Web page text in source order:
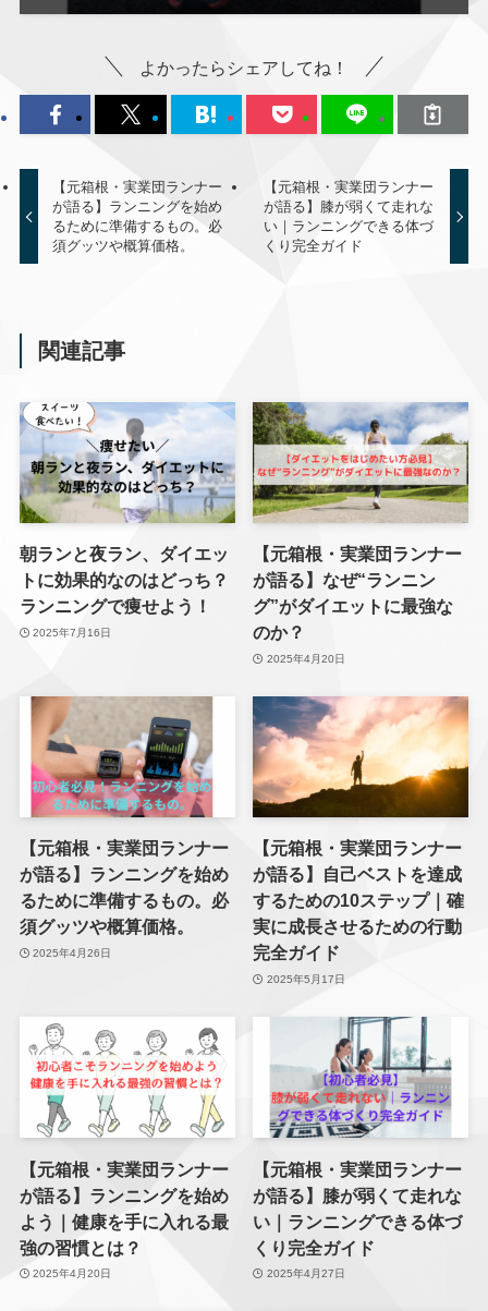
よかったらシェアしてね！
【元箱根・実業団ランナー
が語る】ランニングを始め
るために準備するもの。必
須グッツや概算価格。
【元箱根・実業団ランナー
が語る】膝が弱くて走れな
い｜ランニングできる体づ
くり完全ガイド
関連記事
朝ランと夜ラン、ダイエッ
トに効果的なのはどっち？
ランニングで痩せよう！
2025年7月16日
【元箱根・実業団ランナー
が語る】なぜ“ランニン
グ”がダイエットに最強な
のか？
2025年4月20日
【元箱根・実業団ランナー
が語る】ランニングを始め
るために準備するもの。必
須グッツや概算価格。
2025年4月26日
【元箱根・実業団ランナー
が語る】自己ベストを達成
するための10ステップ｜確
実に成長させるための行動
完全ガイド
2025年5月17日
【元箱根・実業団ランナー
が語る】ランニングを始め
よう｜健康を手に入れる最
強の習慣とは？
2025年4月20日
【元箱根・実業団ランナー
が語る】膝が弱くて走れな
い｜ランニングできる体づ
くり完全ガイド
2025年4月27日